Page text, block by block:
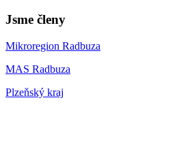
Jsme členy
Mikroregion Radbuza
MAS Radbuza
Plzeňský kraj